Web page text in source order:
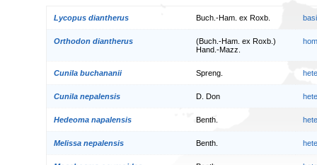
Lycopus diantherus Buch.-Ham. ex Roxb.
Orthodon diantherus
(Buch.-Ham. ex Roxb.)
Hand.-Mazz.
Cunila buchananii Spreng.
Cunila nepalensis D. Don
Hedeoma napalensis Benth.
Melissa nepalensis Benth.